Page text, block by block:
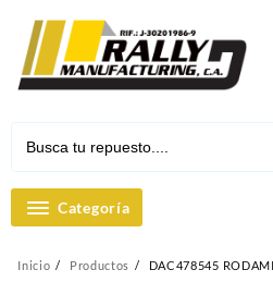
contenido
Categoría
Inicio Productos
DAC478545